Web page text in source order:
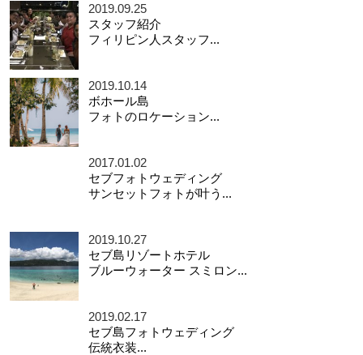
2019.09.25
スタッフ紹介
フィリピン人スタッフ...
2019.10.14
ボホール島
フォトのロケーション...
2017.01.02
セブフォトウェディング
サンセットフォトが叶う...
2019.10.27
セブ島リゾートホテル
ブルーウォーター スミロン...
2019.02.17
セブ島フォトウェディング
伝統衣装...